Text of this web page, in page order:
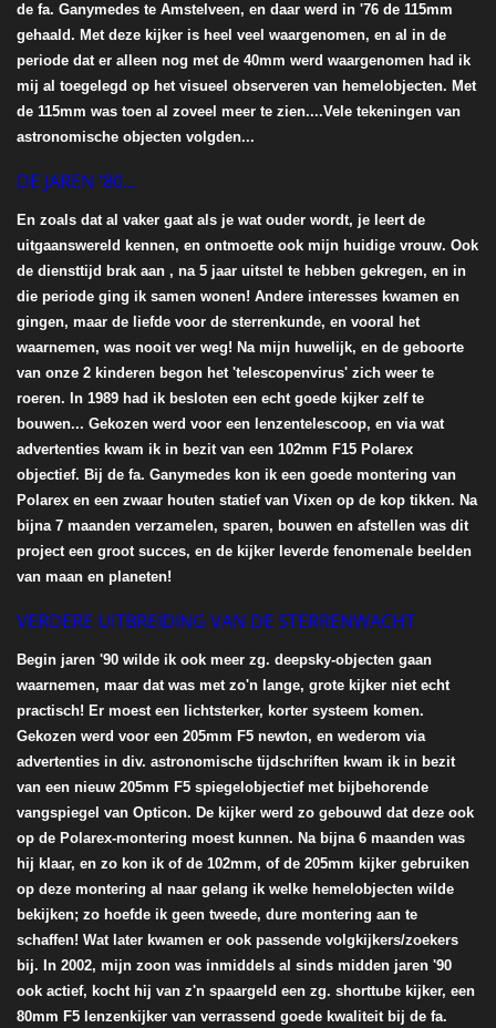
de fa. Ganymedes te Amstelveen, en daar werd in '76 de 115mm
gehaald. Met deze kijker is heel veel waargenomen, en al in de
periode dat er alleen nog met de 40mm werd waargenomen had ik
mij al toegelegd op het visueel observeren van hemelobjecten. Met
de 115mm was toen al zoveel meer te zien....Vele tekeningen van
astronomische objecten volgden...
DE JAREN '80...
En zoals dat al vaker gaat als je wat ouder wordt, je leert de
uitgaanswereld kennen, en ontmoette ook mijn huidige vrouw. Ook
de diensttijd brak aan , na 5 jaar uitstel te hebben gekregen, en in
die periode ging ik samen wonen! Andere interesses kwamen en
gingen, maar de liefde voor de sterrenkunde, en vooral het
waarnemen, was nooit ver weg! Na mijn huwelijk, en de geboorte
van onze 2 kinderen begon het 'telescopenvirus' zich weer te
roeren. In 1989 had ik besloten een echt goede kijker zelf te
bouwen... Gekozen werd voor een lenzentelescoop, en via wat
advertenties kwam ik in bezit van een 102mm F15 Polarex
objectief. Bij de fa. Ganymedes kon ik een goede montering van
Polarex en een zwaar houten statief van Vixen op de kop tikken. Na
bijna 7 maanden verzamelen, sparen, bouwen en afstellen was dit
project een groot succes, en de kijker leverde fenomenale beelden
van maan en planeten!
VERDERE UITBREIDING VAN DE STERRENWACHT
Begin jaren '90 wilde ik ook meer zg. deepsky-objecten gaan
waarnemen, maar dat was met zo'n lange, grote kijker niet echt
practisch! Er moest een lichtsterker, korter systeem komen.
Gekozen werd voor een 205mm F5 newton, en wederom via
advertenties in div. astronomische tijdschriften kwam ik in bezit
van een nieuw 205mm F5 spiegelobjectief met bijbehorende
vangspiegel van Opticon. De kijker werd zo gebouwd dat deze ook
op de Polarex-montering moest kunnen. Na bijna 6 maanden was
hij klaar, en zo kon ik of de 102mm, of de 205mm kijker gebruiken
op deze montering al naar gelang ik welke hemelobjecten wilde
bekijken; zo hoefde ik geen tweede, dure montering aan te
schaffen! Wat later kwamen er ook passende volgkijkers/zoekers
bij. In 2002, mijn zoon was inmiddels al sinds midden jaren '90
ook actief, kocht hij van z'n spaargeld een zg. shorttube kijker, een
80mm F5 lenzenkijker van verrassend goede kwaliteit bij de fa.